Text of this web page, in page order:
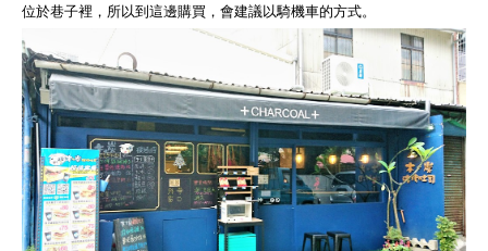
位於巷子裡，所以到這邊購買，會建議以騎機車的方式。